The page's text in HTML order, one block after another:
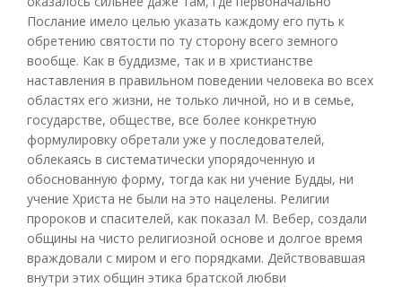
Послание имело целью указать каждому его путь к
обретению святости по ту сторону всего земного
вообще. Как в буддизме, так и в христианстве
наставления в правильном поведении человека во всех
областях его жизни, не только личной, но и в семье,
государстве, обществе, все более конкретную
формулировку обретали уже у последователей,
облекаясь в систематически упорядоченную и
обоснованную форму, тогда как ни учение Будды, ни
учение Христа не были на это нацелены. Религии
пророков и спасителей, как показал М. Вебер, создали
общины на чисто религиозной основе и долгое время
враждовали с миром и его порядками. Действовавшая
внутри этих общин этика братской любви